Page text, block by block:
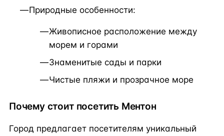
Природные особенности:
Живописное расположение между
морем и горами
Знаменитые сады и парки
Чистые пляжи и прозрачное море
Почему стоит посетить Ментон
Город предлагает посетителям уникальный